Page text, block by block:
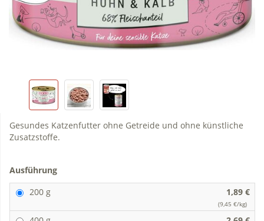
Gesundes Katzenfutter ohne Getreide und ohne künstliche
Zusatzstoffe.
Ausführung
200 g
1,89 €
(9,45 €/kg)